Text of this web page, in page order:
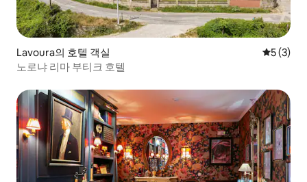
Lavoura의 호텔 객실 평점 5점
5 (3)
노로냐 리마 부티크 호텔